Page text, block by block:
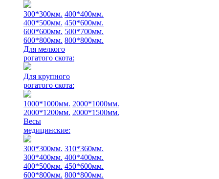
300*300мм. 400*400мм.
400*500мм. 450*600мм.
600*600мм. 500*700мм.
600*800мм. 800*800мм.
Для мелкого
рогатого скота:
Для крупного
рогатого скота:
1000*1000мм. 2000*1000мм.
2000*1200мм. 2000*1500мм.
Весы
медицинские:
300*300мм. 310*360мм.
300*400мм. 400*400мм.
400*500мм. 450*600мм.
600*800мм. 800*800мм.